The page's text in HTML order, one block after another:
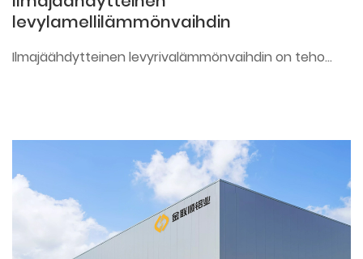
levylamellilämmönvaihdin
Ilmajäähdytteinen levyrivalämmönvaihdin on teho...